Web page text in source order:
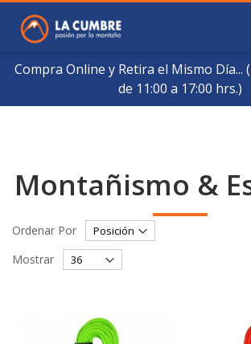
Compra Online y Retira el Mismo Día...
de 11:00 a 17:00 hrs.)
Contenido
Montañismo &
Ordenar Por
Mostrar